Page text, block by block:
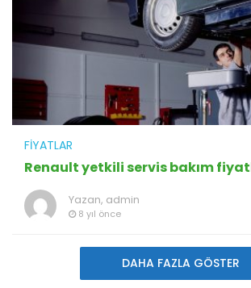
FIYATLAR
Renault yetkili servis bakım
Yazan, admin
8 yıl önce
DAHA FAZLA GÖSTER